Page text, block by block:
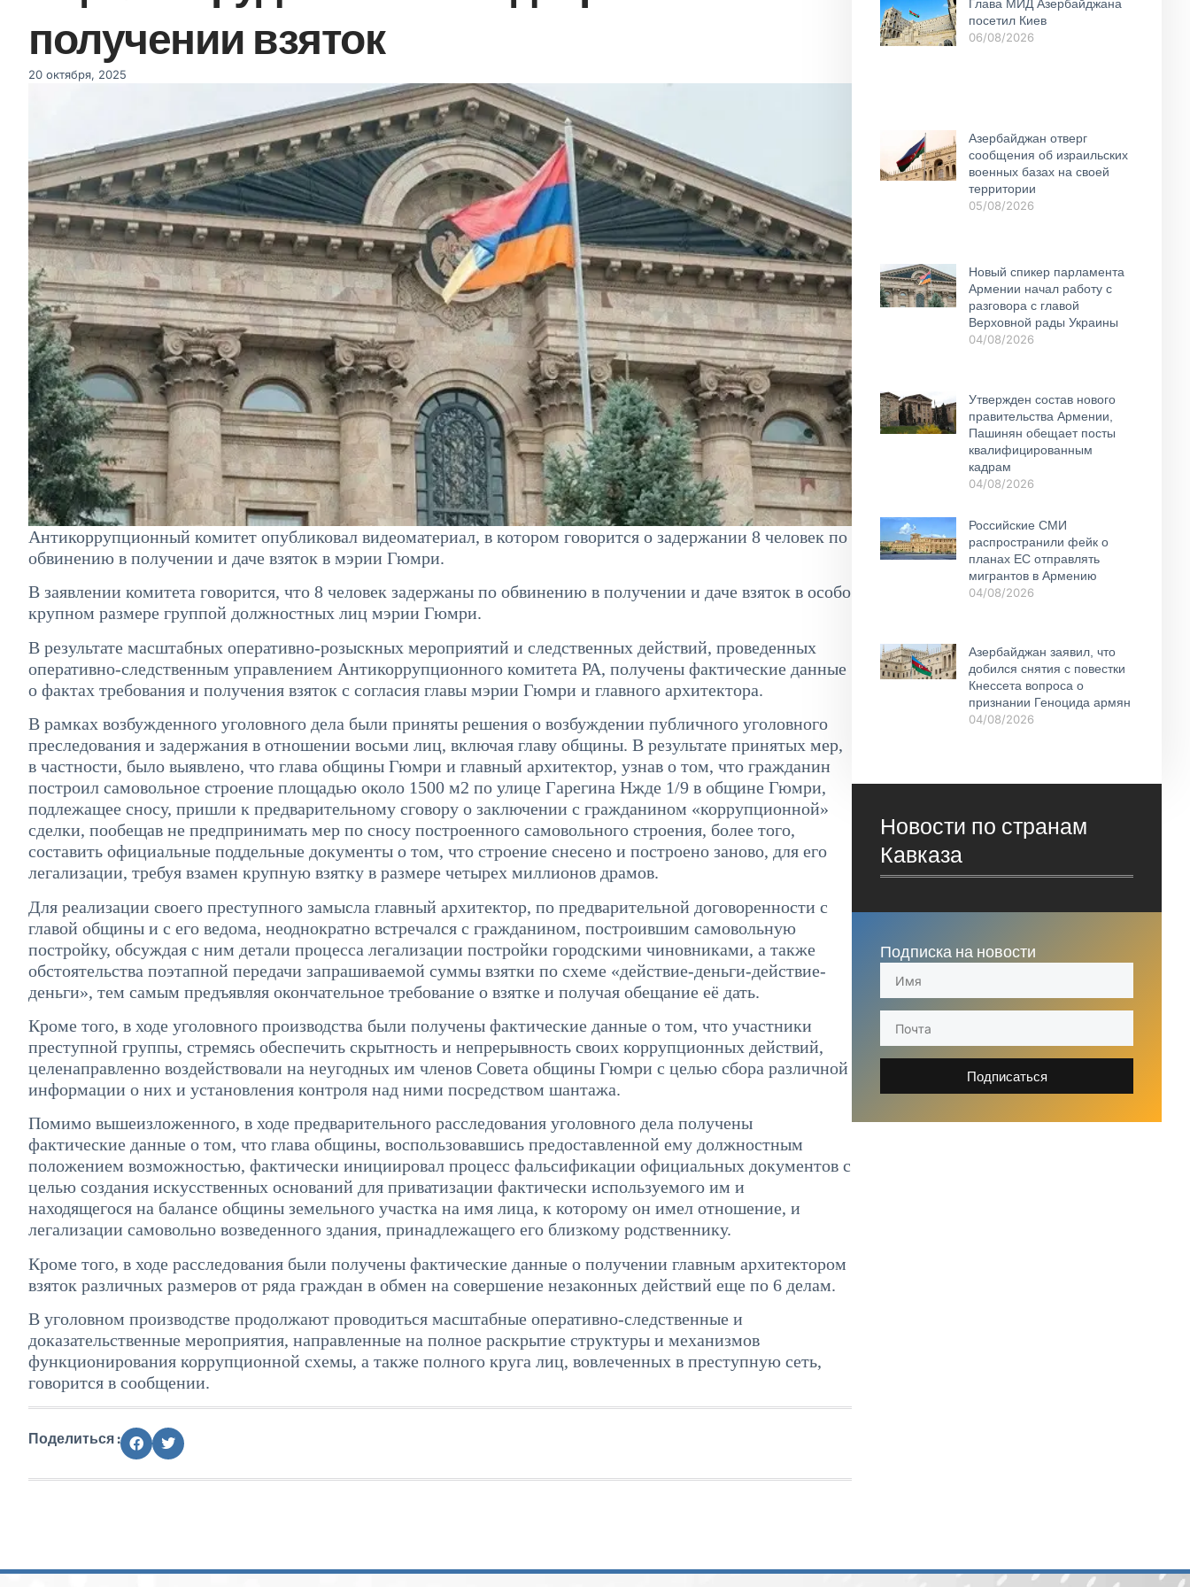
получении взяток
20 октября, 2025
Антикоррупционный комитет опубликовал видеоматериал, в котором говорится о задержании 8 человек по
обвинению в получении и даче взяток в мэрии Гюмри.
В заявлении комитета говорится, что 8 человек задержаны по обвинению в получении и даче взяток в особо
крупном размере группой должностных лиц мэрии Гюмри.
В результате масштабных оперативно-розыскных мероприятий и следственных действий, проведенных
оперативно-следственным управлением Антикоррупционного комитета РА, получены фактические данные
о фактах требования и получения взяток с согласия главы мэрии Гюмри и главного архитектора.
В рамках возбужденного уголовного дела были приняты решения о возбуждении публичного уголовного
преследования и задержания в отношении восьми лиц, включая главу общины. В результате принятых мер,
в частности, было выявлено, что глава общины Гюмри и главный архитектор, узнав о том, что гражданин
построил самовольное строение площадью около 1500 м2 по улице Гарегина Нжде 1/9 в общине Гюмри,
подлежащее сносу, пришли к предварительному сговору о заключении с гражданином «коррупционной»
сделки, пообещав не предпринимать мер по сносу построенного самовольного строения, более того,
составить официальные поддельные документы о том, что строение снесено и построено заново, для его
легализации, требуя взамен крупную взятку в размере четырех миллионов драмов.
Для реализации своего преступного замысла главный архитектор, по предварительной договоренности с
главой общины и с его ведома, неоднократно встречался с гражданином, построившим самовольную
постройку, обсуждая с ним детали процесса легализации постройки городскими чиновниками, а также
обстоятельства поэтапной передачи запрашиваемой суммы взятки по схеме «действие-деньги-действие-
деньги», тем самым предъявляя окончательное требование о взятке и получая обещание её дать.
Кроме того, в ходе уголовного производства были получены фактические данные о том, что участники
преступной группы, стремясь обеспечить скрытность и непрерывность своих коррупционных действий,
целенаправленно воздействовали на неугодных им членов Совета общины Гюмри с целью сбора различной
информации о них и установления контроля над ними посредством шантажа.
Помимо вышеизложенного, в ходе предварительного расследования уголовного дела получены
фактические данные о том, что глава общины, воспользовавшись предоставленной ему должностным
положением возможностью, фактически инициировал процесс фальсификации официальных документов с
целью создания искусственных оснований для приватизации фактически используемого им и
находящегося на балансе общины земельного участка на имя лица, к которому он имел отношение, и
легализации самовольно возведенного здания, принадлежащего его близкому родственнику.
Кроме того, в ходе расследования были получены фактические данные о получении главным архитектором
взяток различных размеров от ряда граждан в обмен на совершение незаконных действий еще по 6 делам.
В уголовном производстве продолжают проводиться масштабные оперативно-следственные и
доказательственные мероприятия, направленные на полное раскрытие структуры и механизмов
функционирования коррупционной схемы, а также полного круга лиц, вовлеченных в преступную сеть,
говорится в сообщении.
Поделиться :
Глава МИД Азербайджана
посетил Киев
06/08/2026
Азербайджан отверг
сообщения об израильских
военных базах на своей
территории
05/08/2026
Новый спикер парламента
Армении начал работу с
разговора с главой
Верховной рады Украины
04/08/2026
Утвержден состав нового
правительства Армении,
Пашинян обещает посты
квалифицированным
кадрам
04/08/2026
Российские СМИ
распространили фейк о
планах ЕС отправлять
мигрантов в Армению
04/08/2026
Азербайджан заявил, что
добился снятия с повестки
Кнессета вопроса о
признании Геноцида армян
04/08/2026
Новости по странам
Кавказа
Подписка на новости
Подписаться